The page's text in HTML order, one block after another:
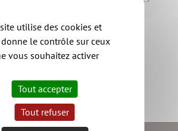
l’architecte n’en seront que plus
site utilise des cookies et
le contrôle sur ceux
vous souhaitez activer
Tout accepter
Tout refuser